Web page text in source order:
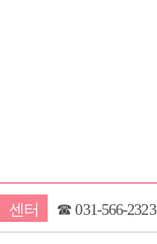
센터 ☎031-566-2323